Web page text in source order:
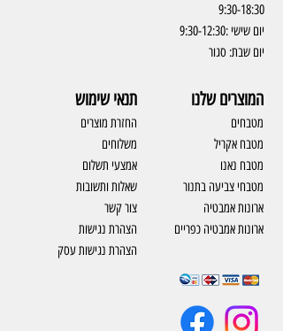
9:30-18:30
יום שישי :9:30-12:30
יום שבת: סגור
תנאי שימוש
החזרת מוצרים
משלוחים
אמצעי תשלום
שאלות ותשובות
צור קשר
​הצהרת נגישות
הצהרת נגישות עסק
המוצרים שלנו
מטבחים
מטבח אקריל
מטבח נאנו
מטבחי צביעה בתנור
ארונות אמבטיה
ארונות אמבטיה כפריים